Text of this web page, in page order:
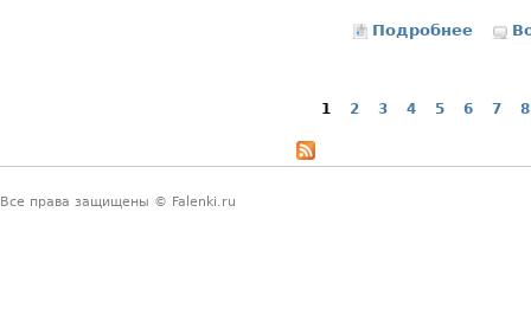
Подробнее о
1 2 3 4 5 6 7 8
Все права защищены © Falenki.ru